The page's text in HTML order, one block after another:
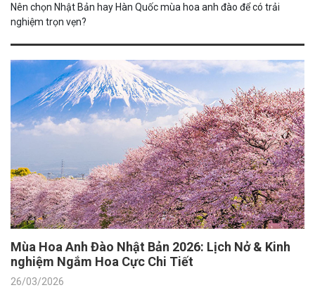
Nên chọn Nhật Bản hay Hàn Quốc mùa hoa anh đào để có trải
nghiệm trọn vẹn?
Mùa Hoa Anh Đào Nhật Bản 2026: Lịch Nở & Kinh
nghiệm Ngắm Hoa Cực Chi Tiết
26/03/2026